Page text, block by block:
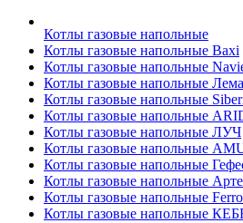
Котлы газовые напольные
Котлы газовые напольные Baxi
Котлы газовые напольные
Котлы газовые напольные
Котлы газовые напольные
Котлы газовые напольные
Котлы газовые напольные ЛУЧ
Котлы газовые напольные
Котлы газовые напольные
Котлы газовые напольные
Котлы газовые напольные
Котлы газовые напольные